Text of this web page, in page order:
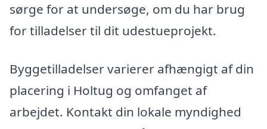
sørge for at undersøge, om du har brug
for tilladelser til dit udestueprojekt.
Byggetilladelser varierer afhængigt af din
placering i Holtug og omfanget af
arbejdet. Kontakt din lokale myndighed